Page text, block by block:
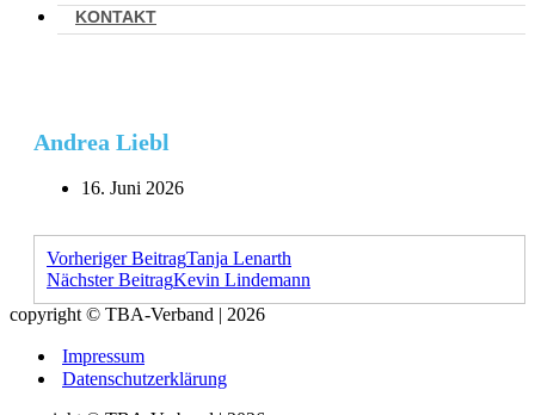
KONTAKT
Andrea Liebl
16. Juni 2026
Vorheriger BeitragTanja Lenarth
Nächster BeitragKevin Lindemann
copyright © TBA-Verband | 2026
Impressum
Datenschutzerklärung